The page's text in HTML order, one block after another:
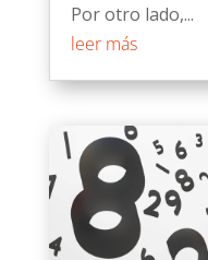
Por otro lado,...
leer más